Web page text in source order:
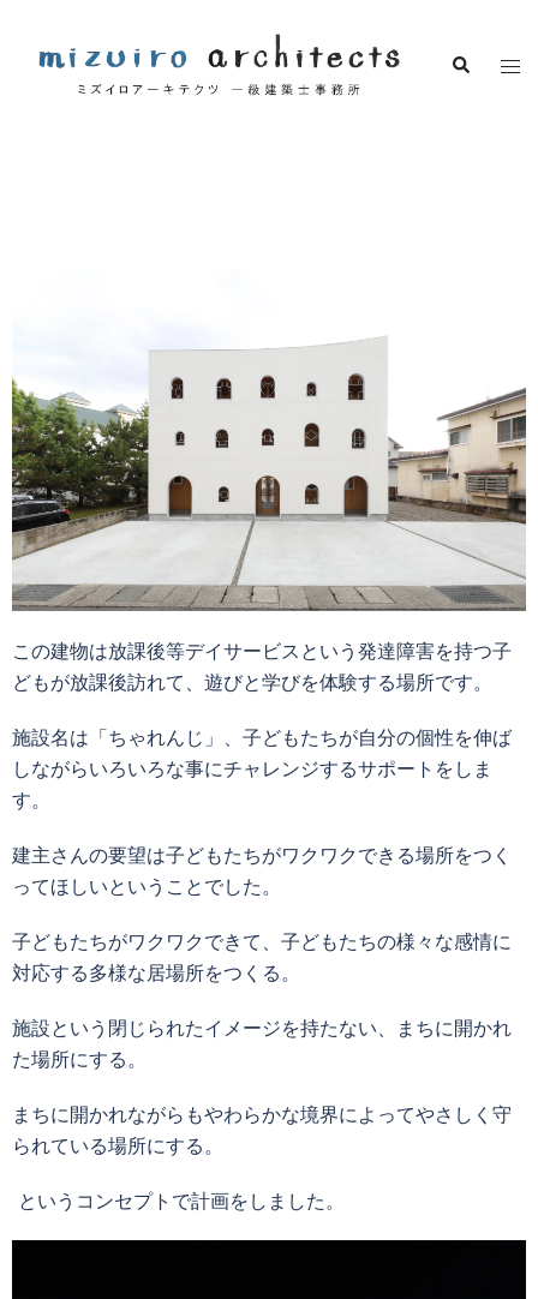
この建物は放課後等デイサービスという発達障害を持つ子
どもが放課後訪れて、遊びと学びを体験する場所です。
施設名は「ちゃれんじ」、子どもたちが自分の個性を伸ば
しながらいろいろな事にチャレンジするサポートをしま
す。
建主さんの要望は子どもたちがワクワクできる場所をつく
ってほしいということでした。
子どもたちがワクワクできて、子どもたちの様々な感情に
対応する多様な居場所をつくる。
施設という閉じられたイメージを持たない、まちに開かれ
た場所にする。
まちに開かれながらもやわらかな境界によってやさしく守
られている場所にする。
というコンセプトで計画をしました。